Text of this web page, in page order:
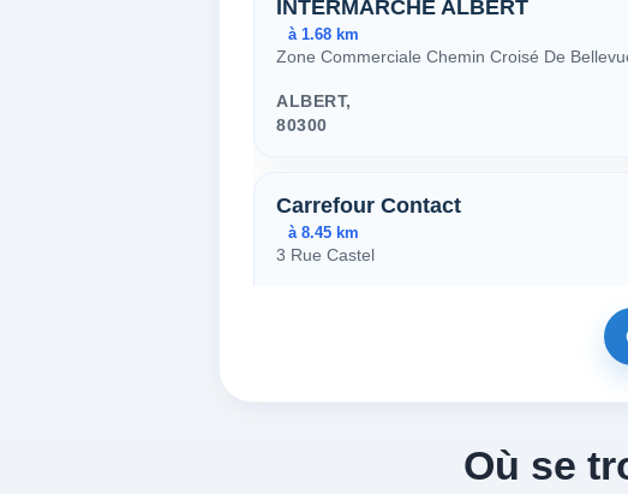
INTERMARCHE ALBERT
à 1.68 km
Zone Commerciale Chemin Croisé De
ALBERT,
80300
Carrefour Contact
à 8.45 km
3 Rue Castel
sarl vanderstraeten
Où se